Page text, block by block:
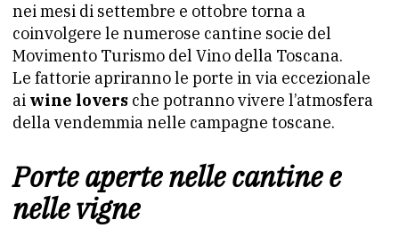
nei mesi di settembre e ottobre torna a
coinvolgere le numerose cantine socie del
Movimento Turismo del Vino della Toscana.
Le fattorie apriranno le porte in via eccezionale
ai wine lovers che potranno vivere l’atmosfera
della vendemmia nelle campagne toscane.
Porte aperte nelle cantine e
nelle vigne